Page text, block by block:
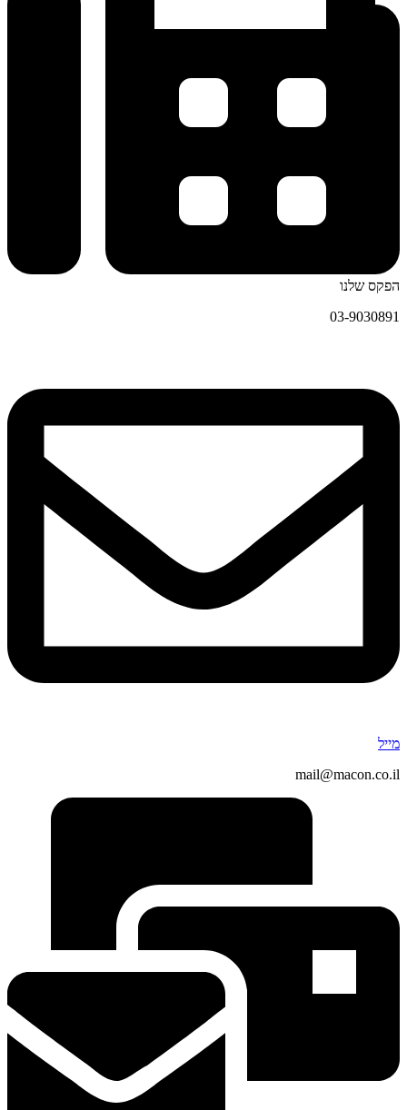
הפקס שלנו
03-9030891
מייל
mail@macon.co.il